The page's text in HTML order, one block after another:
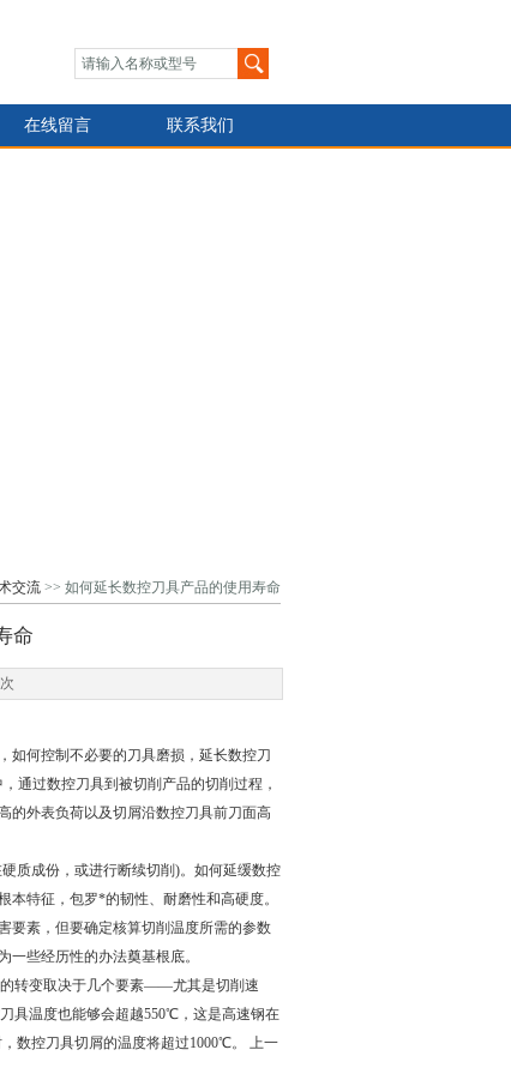
在线留言 联系我们
交流 >> 如何延长数控刀具产品的使用寿命
命
何控制不必要的刀具磨损，延长数控刀
通过数控刀具到被切削产品的切削过程，
的外表负荷以及切屑沿数控刀具前刀面高
质成份，或进行断续切削)。如何延缓数控
特征，包罗*的韧性、耐磨性和高硬度。
素，但要确定核算切削温度所需的参数
些经历性的办法奠基根底。
转变取决于几个要素——尤其是切削速
具温度也能够会超越550℃，这是高速钢在
数控刀具切屑的温度将超过1000℃。 上一